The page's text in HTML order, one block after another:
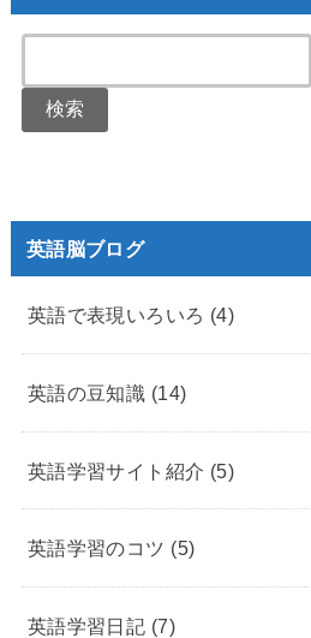
英語脳ブログ
英語で表現いろいろ (4)
英語の豆知識 (14)
英語学習サイト紹介 (5)
英語学習のコツ (5)
英語学習日記 (7)